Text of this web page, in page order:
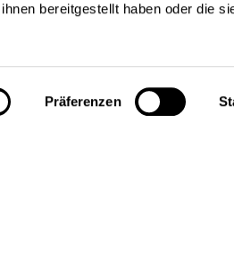
bereitgestellt haben oder die
Präferenzen
bis zum 6. September